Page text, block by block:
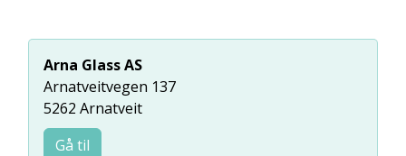
Arna Glass AS
Arnatveitvegen 137
5262 Arnatveit
Gå til